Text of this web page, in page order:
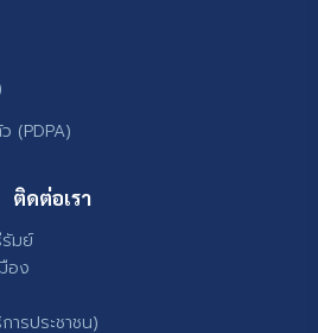
(PDPA)
ติดต่อเรา
มย์
อง
รประชาชน)